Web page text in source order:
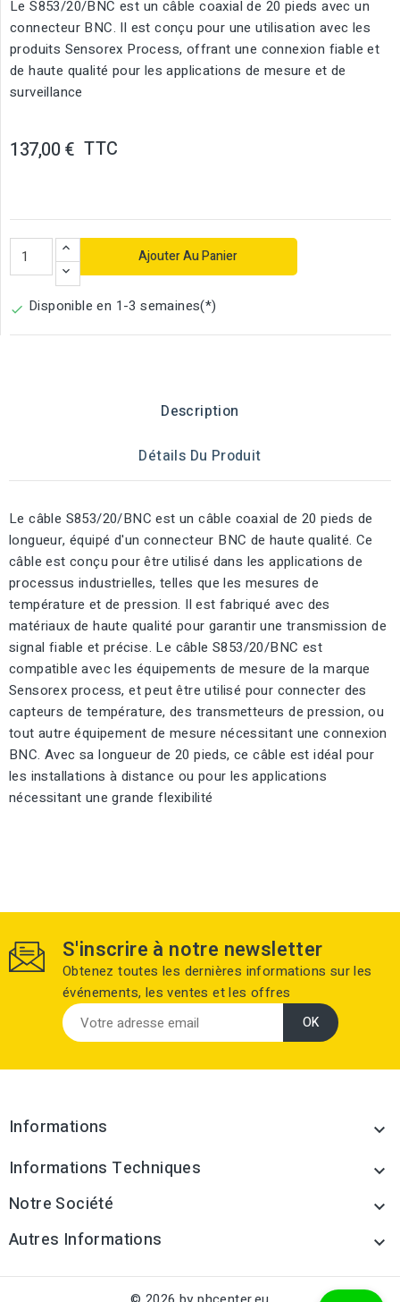
Le S853/20/BNC est un câble coaxial de 20 pieds avec un
connecteur BNC. Il est conçu pour une utilisation avec les
produits Sensorex Process, offrant une connexion fiable et
de haute qualité pour les applications de mesure et de
surveillance
137,00 € TTC
Ajouter Au Panier
 Disponible en 1-3 semaines(*)
Description
Détails Du Produit
Le câble S853/20/BNC est un câble coaxial de 20 pieds de
longueur, équipé d'un connecteur BNC de haute qualité. Ce
câble est conçu pour être utilisé dans les applications de
processus industrielles, telles que les mesures de
température et de pression. Il est fabriqué avec des
matériaux de haute qualité pour garantir une transmission de
signal fiable et précise. Le câble S853/20/BNC est
compatible avec les équipements de mesure de la marque
Sensorex process, et peut être utilisé pour connecter des
capteurs de température, des transmetteurs de pression, ou
tout autre équipement de mesure nécessitant une connexion
BNC. Avec sa longueur de 20 pieds, ce câble est idéal pour
les installations à distance ou pour les applications
nécessitant une grande flexibilité
S'inscrire à notre newsletter
Obtenez toutes les dernières informations sur les
événements, les ventes et les offres
Informations 
Informations Techniques 
Notre Société 
Autres Informations 